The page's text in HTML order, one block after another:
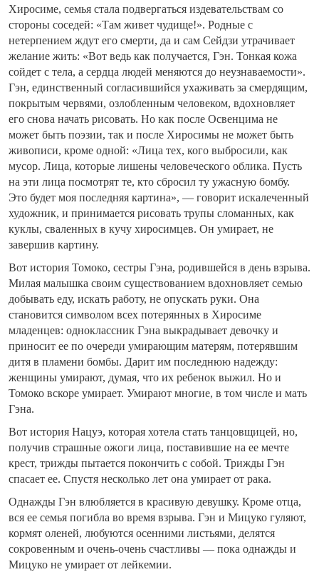
Хиросиме, семья стала подвергаться издевательствам со
стороны соседей: «Там живет чудище!». Родные с
нетерпением ждут его смерти, да и сам Сейдзи утрачивает
желание жить: «Вот ведь как получается, Гэн. Тонкая кожа
сойдет с тела, а сердца людей меняются до неузнаваемости».
Гэн, единственный согласившийся ухаживать за смердящим,
покрытым червями, озлобленным человеком, вдохновляет
его снова начать рисовать. Но как после Освенцима не
может быть поэзии, так и после Хиросимы не может быть
живописи, кроме одной: «Лица тех, кого выбросили, как
мусор. Лица, которые лишены человеческого облика. Пусть
на эти лица посмотрят те, кто сбросил ту ужасную бомбу.
Это будет моя последняя картина», — говорит искалеченный
художник, и принимается рисовать трупы сломанных, как
куклы, сваленных в кучу хиросимцев. Он умирает, не
завершив картину.
Вот история Томоко, сестры Гэна, родившейся в день взрыва.
Милая малышка своим существованием вдохновляет семью
добывать еду, искать работу, не опускать руки. Она
становится символом всех потерянных в Хиросиме
младенцев: одноклассник Гэна выкрадывает девочку и
приносит ее по очереди умирающим матерям, потерявшим
дитя в пламени бомбы. Дарит им последнюю надежду:
женщины умирают, думая, что их ребенок выжил. Но и
Томоко вскоре умирает. Умирают многие, в том числе и мать
Гэна.
Вот история Нацуэ, которая хотела стать танцовщицей, но,
получив страшные ожоги лица, поставившие на ее мечте
крест, трижды пытается покончить с собой. Трижды Гэн
спасает ее. Спустя несколько лет она умирает от рака.
Однажды Гэн влюбляется в красивую девушку. Кроме отца,
вся ее семья погибла во время взрыва. Гэн и Мицуко гуляют,
кормят оленей, любуются осенними листьями, делятся
сокровенным и очень-очень счастливы — пока однажды и
Мицуко не умирает от лейкемии.